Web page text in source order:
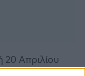
20 Απριλίου